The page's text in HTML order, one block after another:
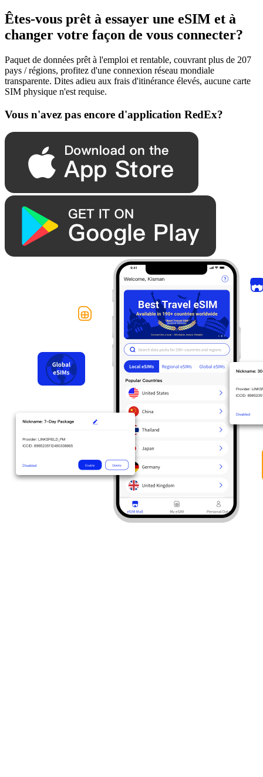
Êtes-vous prêt à essayer une eSIM et à
changer votre façon de vous connecter?
Paquet de données prêt à l'emploi et rentable, couvrant plus de 207
pays / régions, profitez d'une connexion réseau mondiale
transparente. Dites adieu aux frais d'itinérance élevés, aucune carte
SIM physique n'est requise.
Vous n'avez pas encore d'application RedEx?